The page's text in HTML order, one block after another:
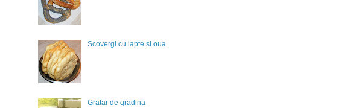
Scovergi cu lapte si oua
Gratar de gradina